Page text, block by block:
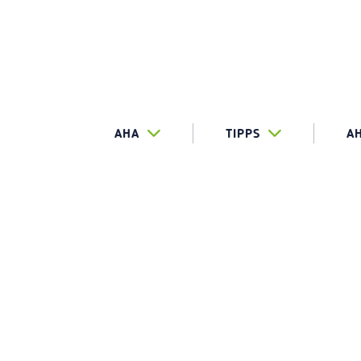
AHA TIPPS